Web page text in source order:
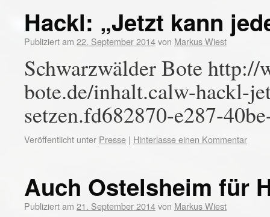
Hackl: „Jetzt kann
Publiziert am 22. September 2014von Markus Wiest
Schwarzwälder Bote http://
bote.de/inhalt.calw-hackl-
setzen.fd682870-e287-
Veröffentlicht unter Presse | Hinterlasse einen Kommentar
Auch Ostelsheim für
Publiziert am 21. September 2014von Markus Wiest